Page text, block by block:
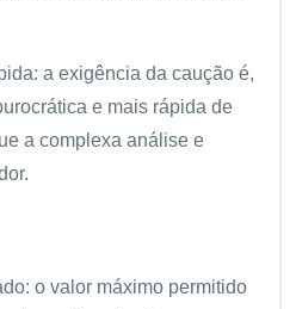
a exigência da caução é,
e mais rápida de
a complexa análise e
o valor máximo permitido